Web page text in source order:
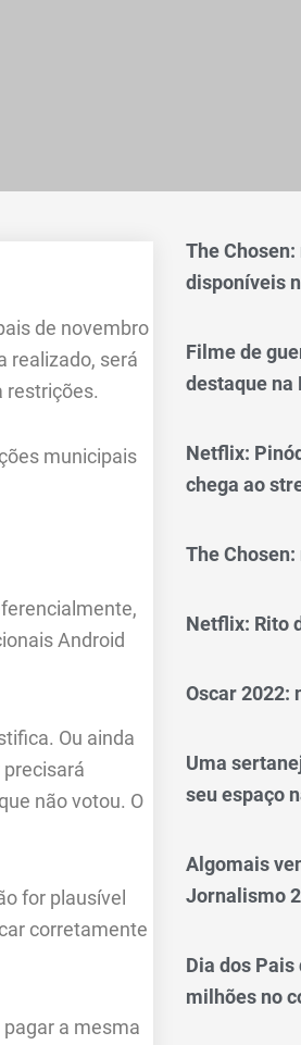
de novembro
realizado, será
restrições.
municipais
Android
Ou ainda
não votou. O
for plausível
corretamente
a mesma
The
disponíveis
Filme de
destaque na
Netflix:
chega ao
The
Netflix: Rito
Oscar 2022:
Uma
seu espaço
Algomais
Jornalismo
Dia dos
milhões no